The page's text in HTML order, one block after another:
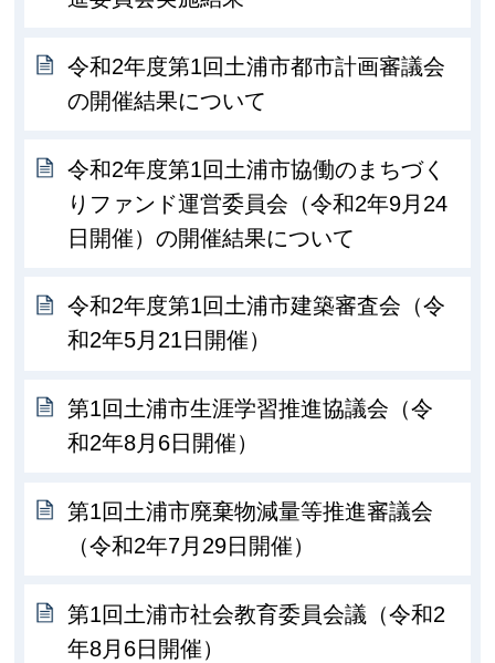
令和2年度第1回土浦市都市計画審議会
の開催結果について
令和2年度第1回土浦市協働のまちづく
りファンド運営委員会（令和2年9月24
日開催）の開催結果について
令和2年度第1回土浦市建築審査会（令
和2年5月21日開催）
第1回土浦市生涯学習推進協議会（令
和2年8月6日開催）
第1回土浦市廃棄物減量等推進審議会
（令和2年7月29日開催）
第1回土浦市社会教育委員会議（令和2
年8月6日開催）